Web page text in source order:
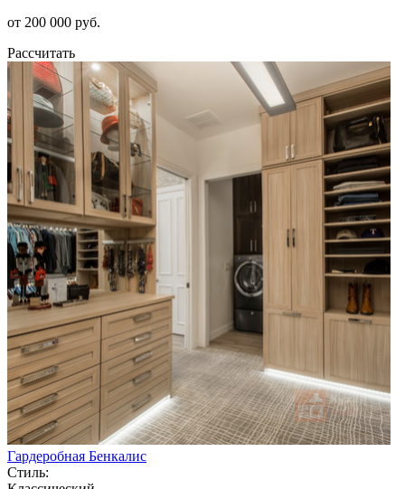
от 200 000 руб.
Рассчитать
Гардеробная Бенкалис
Стиль: